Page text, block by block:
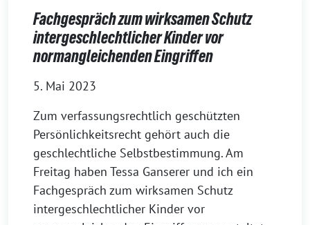
Fachgespräch zum wirksamen Schutz
intergeschlechtlicher Kinder vor
normangleichenden Eingriffen
5. Mai 2023
Zum verfassungsrechtlich geschützten
Persönlichkeitsrecht gehört auch die
geschlechtliche Selbstbestimmung. Am
Freitag haben Tessa Ganserer und ich ein
Fachgespräch zum wirksamen Schutz
intergeschlechtlicher Kinder vor